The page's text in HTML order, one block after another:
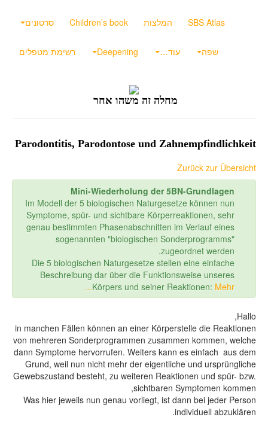
סרטונים Children’s book המלצות
רשימת מטפלים Deepening עוד…
מחלה זה משהו אחר
Parodontitis, Parodontose und
Zurück zur
Mini-Wiederholung der 5BN-
Im Modell der 5 biologischen Naturgesetze können
Symptome, spür- und sichtbare Körperreaktionen,
genau bestimmten Phasenabschnitten im Verlauf
sogenannten "biologischen
zugeordnet
Die 5 biologischen Naturgesetze stellen eine
Beschreibung dar über die Funktionsweise
Körpers und seiner Reaktionen:
in manchen Fällen können an einer Körperstelle die
von mehreren Sonderprogrammen zusammen
dann Symptome hervorrufen. Weiters kann es einfach
Grund, weil nun nicht mehr der eigentliche und
Gewebszustand besteht, zu weiteren Reaktionen und
sichtbaren Symptomen
Was hier jeweils nun genau vorliegt, ist dann bei
individuell